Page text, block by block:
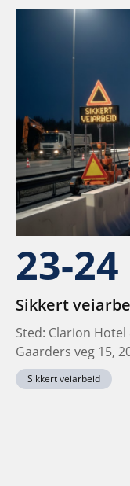
23-24
Sikkert
Sted: Clarion
Gaarders veg 15,
Sikkert veiarbeid